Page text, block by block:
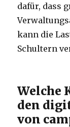
dafür, dass
kann die
Schultern
Welche
den
von